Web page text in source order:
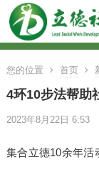
您的位置 首页
4环10步法帮助
2023年8月22日 6:53
集合立德10余年活